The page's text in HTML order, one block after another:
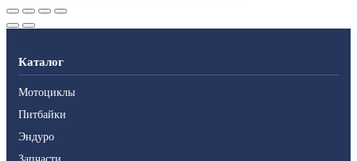
Каталог
Мотоциклы
Питбайки
Эндуро